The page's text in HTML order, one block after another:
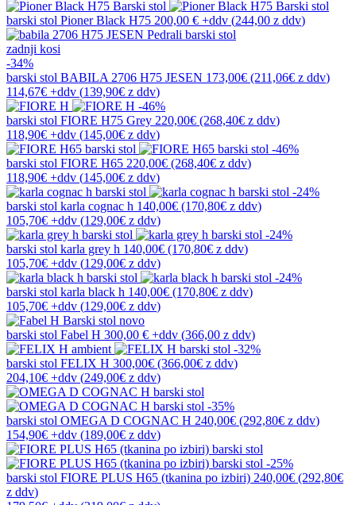
barski stol Pioner Black H75 200,00 € +ddv (244,00 z ddv)
zadnji kosi
-34%
barski stol BABILA 2706 H75 JESEN 173,00€ (211,06€ z ddv)
114,67€ +ddv (139,90€ z ddv)
-46%
barski stol FIORE H75 Grey 220,00€ (268,40€ z ddv)
118,90€ +ddv (145,00€ z ddv)
-46%
barski stol FIORE H65 220,00€ (268,40€ z ddv)
118,90€ +ddv (145,00€ z ddv)
-24%
barski stol karla cognac h 140,00€ (170,80€ z ddv)
105,70€ +ddv (129,00€ z ddv)
-24%
barski stol karla grey h 140,00€ (170,80€ z ddv)
105,70€ +ddv (129,00€ z ddv)
-24%
barski stol karla black h 140,00€ (170,80€ z ddv)
105,70€ +ddv (129,00€ z ddv)
novo
barski stol Fabel H 300,00 € +ddv (366,00 z ddv)
-32%
barski stol FELIX H 300,00€ (366,00€ z ddv)
204,10€ +ddv (249,00€ z ddv)
-35%
barski stol OMEGA D COGNAC H 240,00€ (292,80€ z ddv)
154,90€ +ddv (189,00€ z ddv)
-25%
barski stol FIORE PLUS H65 (tkanina po izbiri) 240,00€ (292,80€
z ddv)